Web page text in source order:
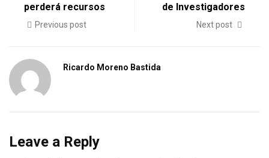
perderá recursos
Previous post
de Investigadores
Next post
Ricardo Moreno Bastida
Leave a Reply